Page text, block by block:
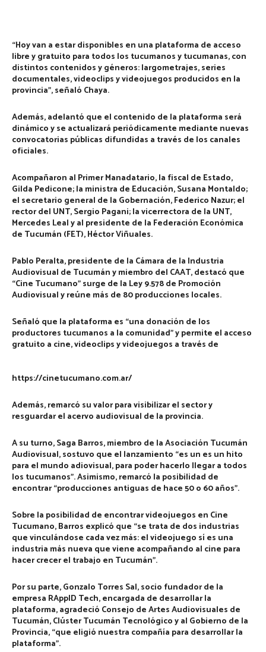
“Hoy van a estar disponibles en una plataforma de acceso
libre y gratuito para todos los tucumanos y tucumanas, con
distintos contenidos y géneros: largometrajes, series
documentales, videoclips y videojuegos producidos en la
provincia”, señaló Chaya.
Además, adelantó que el contenido de la plataforma será
dinámico y se actualizará periódicamente mediante nuevas
convocatorias públicas difundidas a través de los canales
oficiales.
Acompañaron al Primer Manadatario, la fiscal de Estado,
Gilda Pedicone; la ministra de Educación,Susana Montaldo;
el secretario general de la Gobernación,Federico Nazur;el
rector del UNT, Sergio Pagani;lavicerrectora de la UNT,
Mercedes Lealy al presidente de la Federación Económica
de Tucumán (FET),Héctor Viñuales.
Pablo Peralta, presidente de la Cámara de la Industria
Audiovisual de Tucumán y miembro del CAAT, destacó que
“Cine Tucumano” surge de la Ley 9.578 de Promoción
Audiovisual y reúne más de 80 producciones locales.
Señaló que la plataforma es “una donación de los
productores tucumanos a la comunidad” y permite el acceso
gratuito a cine, videoclips y videojuegos a través de
https://cinetucumano.com.ar/
Además, remarcó su valor para visibilizar el sector y
resguardar el acervo audiovisual de la provincia.
A su turno,Saga Barros,miembro de la Asociación Tucumán
Audiovisual, sostuvo que el lanzamiento “es un es un hito
para el mundo adiovisual, para poder hacerlo llegar a todos
los tucumanos”. Asimismo, remarcó la posibilidad de
encontrar “producciones antiguas de hace 50 o 60 años”.
Sobre la posibilidad de encontrar videojuegos en Cine
Tucumano, Barros explicó que “se trata de dos industrias
que vinculándose cada vez más: el videojuego sí es una
industria más nueva que viene acompañando al cine para
hacer crecer el trabajo en Tucumán”.
Por su parte,Gonzalo Torres Sal,socio fundador de la
empresa RAppID Tech, encargada de desarrollar la
plataforma, agradeció Consejo de Artes Audiovisuales de
Tucumán, Clúster Tucumán Tecnológico y al Gobierno de la
Provincia, “que eligió nuestra compañía para desarrollar la
plataforma”.